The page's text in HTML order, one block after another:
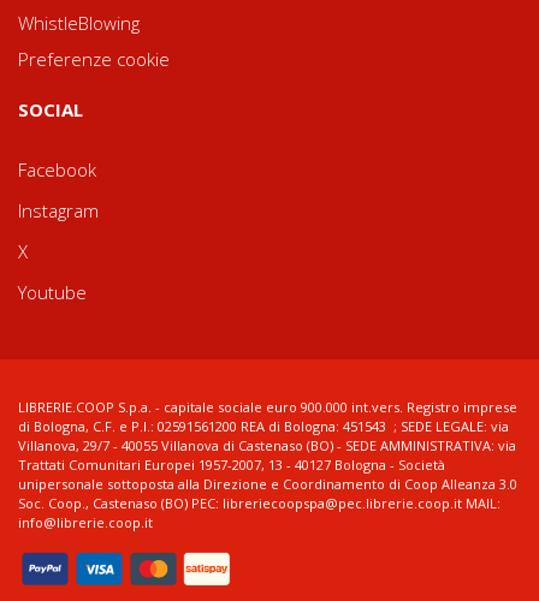
WhistleBlowing
Preferenze cookie
SOCIAL
Facebook
Instagram
X
Youtube
LIBRERIE.COOP S.p.a. - capitale sociale euro 900.000 int.vers. Registro imprese
di Bologna, C.F. e P.I.: 02591561200 REA di Bologna: 451543 ; SEDE LEGALE: via
Villanova, 29/7 - 40055 Villanova di Castenaso (BO) - SEDE AMMINISTRATIVA: via
Trattati Comunitari Europei 1957-2007, 13 - 40127 Bologna - Società
unipersonale sottoposta alla Direzione e Coordinamento di Coop Alleanza 3.0
Soc. Coop., Castenaso (BO) PEC: libreriecoopspa@pec.librerie.coop.it MAIL:
info@librerie.coop.it